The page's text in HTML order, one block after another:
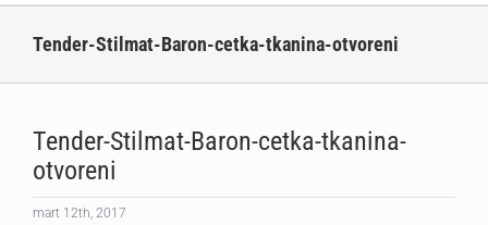
Tender-Stilmat-Baron-cetka-tkanina-otvoreni
Tender-Stilmat-Baron-cetka-tkanina-
otvoreni
mart 12th, 2017